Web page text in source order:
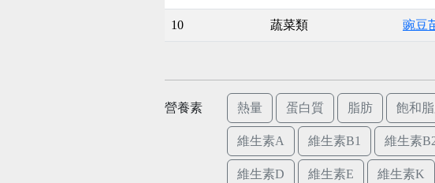
10 蔬菜類 豌豆
營養素 熱量 蛋白質 脂肪 飽和
維生素A 維生素B1 維生素
維生素D 維生素E 維生素K